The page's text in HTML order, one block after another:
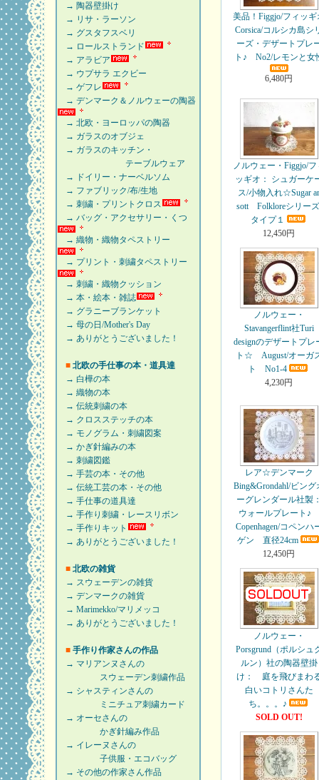
→ 陶器壁掛け
→ リサ・ラーソン
→ グスタフスベリ
→ ロールストランド
→ アラビア
→ ウプサラ エクビー
→ ゲフレ
→ デンマーク＆ノルウェーの陶器
→ 北欧・ヨーロッパの陶器
→ ガラスのオブジェ
→ ガラスのキッチン・
テーブルウェア
→ ドイリー・ナーベルソム
→ ファブリック/布/生地
→ 刺繍・プリントクロス
→ バッグ・アクセサリー・くつ
→ 織物・織物タペストリー
→ プリント・刺繍タペストリー
→ 刺繍・織物クッション
→ 本・絵本・雑誌
→ グラニーブランケット
→ 母の日/Mother's Day
→ ありがとうございました！
■ 北欧の手仕事の本・道具達
→ 白樺の本
→ 織物の本
→ 伝統刺繍の本
→ クロスステッチの本
→ モノグラム・刺繍図案
→ かぎ針編みの本
→ 刺繍図鑑
→ 手芸の本・その他
→ 伝統工芸の本・その他
→ 手仕事の道具達
→ 手作り刺繍・レースリボン
→ 手作りキット
→ ありがとうございました！
■ 北欧の雑貨
→ スウェーデンの雑貨
→ デンマークの雑貨
→ Marimekko/マリメッコ
→ ありがとうございました！
■ 手作り作家さんの作品
→ マリアンヌさんの
スウェーデン刺繍作品
→ シャスティンさんの
ミニチュア刺繍カード
→ オーセさんの
かぎ針編み作品
→ イレーヌさんの
子供服・エコバッグ
→ その他の作家さん作品
美品！Figgjo/フィッギ
Corsica/コルシカ島シ
ーズ・デザートプレ
ト♪ No2/レモンと女
6,480円
ノルウェー・Figgjo/フ
ッギオ： シュガーケ
ス/小物入れ☆Sugar
sott Folkloreシリー
タイプ１
12,450円
ノルウェー・
Stavangerflint社Turi
designのデザートプレ
ト☆ August/オーガ
ト No1-4
4,230円
レア☆デンマーク
Bing&Grondahl/ビング
ーグレンダール社製
ウォールプレート♪
Copenhagen/コペンハ
ゲン 直径24cm
12,450円
ノルウェー・
Porsgrund（ポルシュ
ルン）社の陶器壁掛
け： 庭を飛びまわ
白いコトリさんた
ち。。。♪
SOLD OUT!